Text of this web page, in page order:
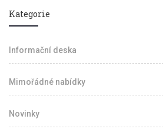
Kategorie
Informační deska
Mimořádné nabídky
Novinky